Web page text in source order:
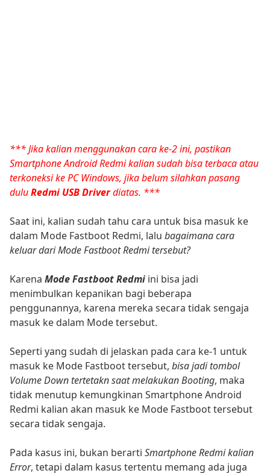
*** Jika kalian menggunakan cara ke-2 ini, pastikan
Smartphone Android Redmi kalian sudah bisa terbaca atau
terkoneksi ke PC Windows, jika belum silahkan pasang
duluRedmi USB Driverdiatas. ***
Saat ini, kalian sudah tahu cara untuk bisa masuk ke
dalam Mode Fastboot Redmi, lalu bagaimana cara
keluar dari Mode Fastboot Redmi tersebut?
Karena Mode Fastboot Redmi ini bisa jadi
menimbulkan kepanikan bagi beberapa
penggunannya, karena mereka secara tidak sengaja
masuk ke dalam Mode tersebut.
Seperti yang sudah di jelaskan pada cara ke-1 untuk
masuk ke Mode Fastboot tersebut, bisa jadi tombol
Volume Down tertetakn saat melakukan Booting, maka
tidak menutup kemungkinan Smartphone Android
Redmi kalian akan masuk ke Mode Fastboot tersebut
secara tidak sengaja.
Pada kasus ini, bukan berarti Smartphone Redmi kalian
Error, tetapi dalam kasus tertentu memang ada juga